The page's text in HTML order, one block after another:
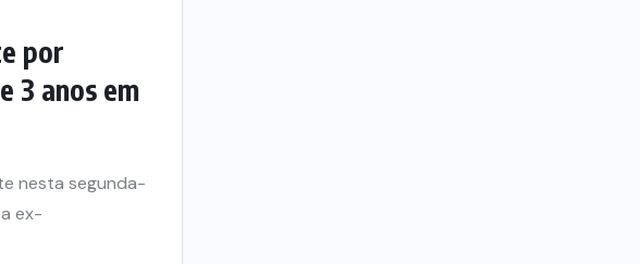
por
3 anos em
nesta segunda-
ex-